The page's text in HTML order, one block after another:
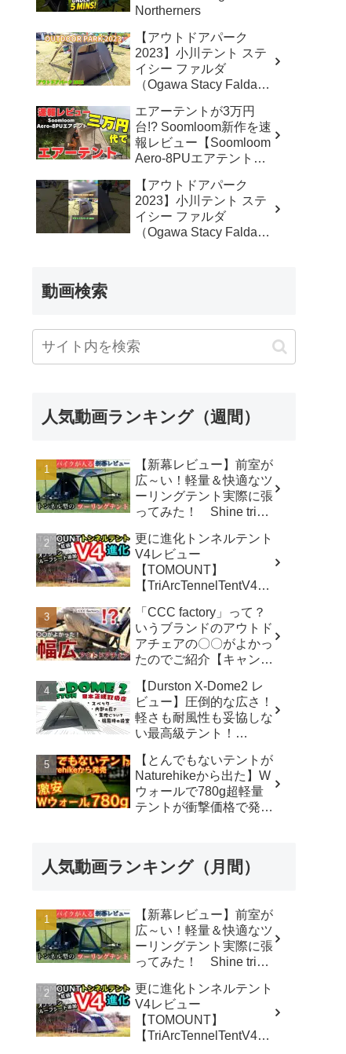
Northerners
【アウトドアパーク
2023】小川テント ステ
イシー ファルダ
（Ogawa Stacy Falda）
akoakoa
エアーテントが3万円
台!? Soomloom新作を速
報レビュー【Soomloom
Aero-8PUエアテント】
ロキャンプで焚き火とラ
ンタン】
【アウトドアパーク
2023】小川テント ステ
イシー ファルダ
（Ogawa Stacy Falda）
動画検索
人気動画ランキング（週間）
【新幕レビュー】前室が
広～い！軽量＆快適なツ
ーリングテント実際に張
ってみた！ Shine trip
な気分
更に進化トンネルテント
V4レビュー
【TOMOUNT】
【TriArcTennelTentV4】
カ】
「CCC factory」って？
いうブランドのアウトド
アチェアの〇〇がよかっ
たのでご紹介【キャンプ
プ
【Durston X-Dome2 レ
ビュー】圧倒的な広さ！
軽さも耐風性も妥協しな
い最高級テント！
ダーストン ＃xdome1
#xdome2 #テント -
Yellowknife
Outdoorshop【イエロー
【とんでもないテントが
Naturehikeから出た】W
ウォールで780g超軽量
テントが衝撃価格で発売
【アウトドア】#855 -
人気動画ランキング（月間）
【新幕レビュー】前室が
広～い！軽量＆快適なツ
ーリングテント実際に張
ってみた！ Shine trip
な気分
更に進化トンネルテント
V4レビュー
【TOMOUNT】
【TriArcTennelTentV4】